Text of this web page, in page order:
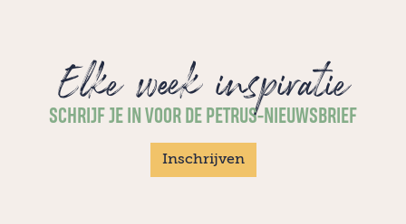
Elke week inspiratie
SCHRIJF JE IN VOOR DE PETRUS-NIEUWSBRIEF
Inschrijven